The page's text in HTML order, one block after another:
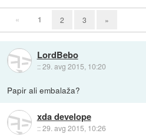
« 1 2 3 »
LordBebo
::29. avg 2015, 10:20
Papir ali embalaža?
xda develope
::29. avg 2015, 10:26